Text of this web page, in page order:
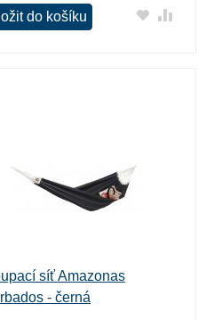
do košíku
síť Amazonas
- černá